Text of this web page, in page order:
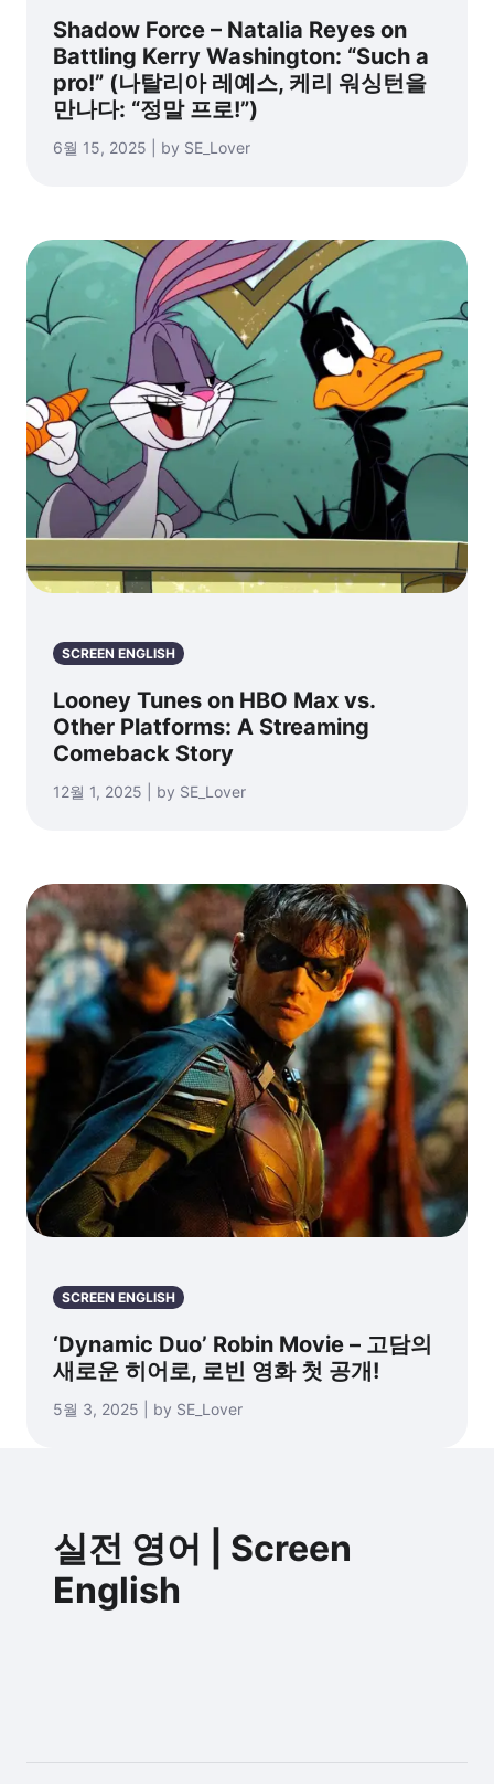
Shadow Force – Natalia Reyes on
Battling Kerry Washington: “Such a
pro!” (나탈리아 레예스, 케리 워싱턴을
만나다: “정말 프로!”)
6월 15, 2025 | by SE_Lover
SCREEN ENGLISH
Looney Tunes on HBO Max vs.
Other Platforms: A Streaming
Comeback Story
12월 1, 2025 | by SE_Lover
SCREEN ENGLISH
‘Dynamic Duo’ Robin Movie – 고담의
새로운 히어로, 로빈 영화 첫 공개!
5월 3, 2025 | by SE_Lover
실전 영어 | Screen
English